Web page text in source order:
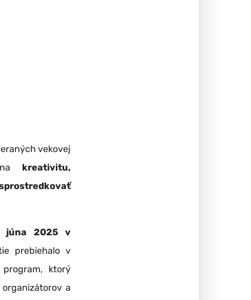
vekovej
na kreativitu,
júna 2025 v
prebiehalo v
ktorý
a